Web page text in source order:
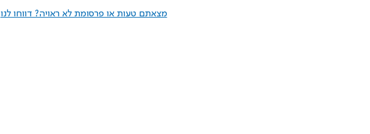
מצאתם טעות או פרסומת לא ראויה? דווחו לנו